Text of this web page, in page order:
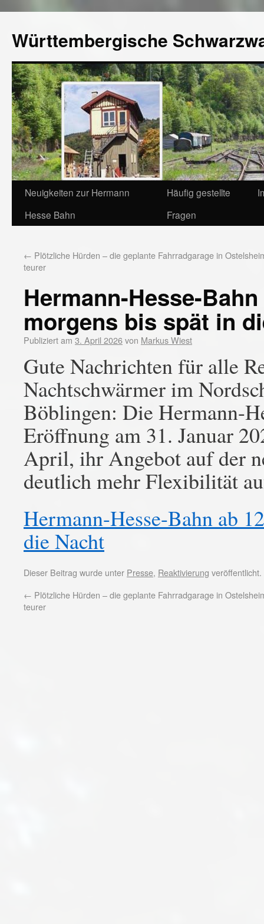
Württembergische
Neuigkeiten zur Hermann
Hesse Bahn
Häufig gestellte
Fragen
← Plötzliche Hürden – die geplante Fahrradgarage in
teurer
Hermann-Hesse-
morgens bis spät in
Publiziert am 3. April 2026von Markus Wiest
Gute Nachrichten für alle
Nachtschwärmer im
Böblingen: Die Hermann-
Eröffnung am 31. Januar
April, ihr Angebot auf der
deutlich mehr Flexibilität
Hermann-Hesse-Bahn ab
die Nacht
Dieser Beitrag wurde unter Presse, Reaktivierung
← Plötzliche Hürden – die geplante Fahrradgarage in
teurer